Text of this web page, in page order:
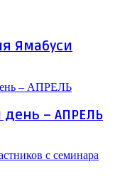
Ямабуси
– АПРЕЛЬ